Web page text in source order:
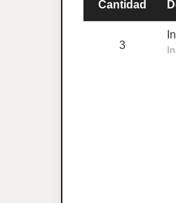
Cantidad
3